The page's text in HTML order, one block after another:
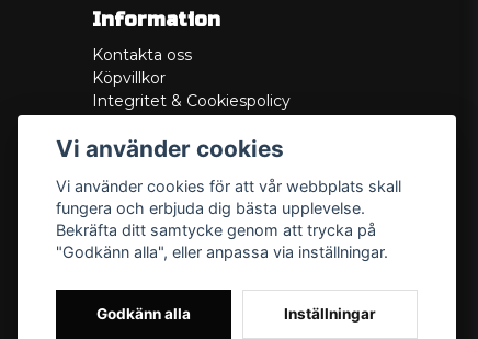
Information
Kontakta oss
Köpvillkor
Integritet & Cookiespolicy
Service/Garanti
Lådritning
Om oss
Vi använder cookies
Vi använder cookies för att vår webbplats skall
fungera och erbjuda dig bästa upplevelse.
Bekräfta ditt samtycke genom att trycka på
"Godkänn alla", eller anpassa via inställningar.
Godkänn alla Inställningar